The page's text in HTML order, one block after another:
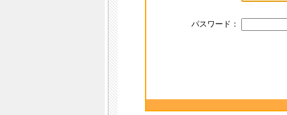
パスワード：